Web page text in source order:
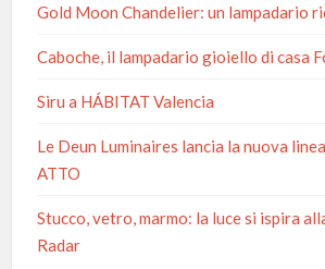
Gold Moon Chandelier: un lampadario
Caboche, il lampadario gioiello di casa
Siru a HÁBITAT Valencia
Le Deun Luminaires lancia la nuova
ATTO
Stucco, vetro, marmo: la luce si ispira
Radar